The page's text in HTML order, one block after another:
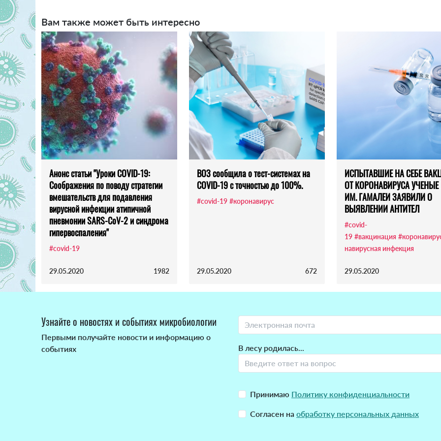
Вам также может быть интересно
Анонс статьи "Уроки COVID-19:
Соображения по поводу стратегии
вмешательств для подавления
вирусной инфекции атипичной
пневмонии SARS-CoV-2 и синдрома
гипервоспаления"
#covid-19
29.05.2020 1982
ВОЗ сообщила о тест-системах на
COVID-19 с точностью до 100%.
#covid-19 #коронавирус
29.05.2020 672
ИСПЫТАВШИЕ НА СЕБЕ
ОТ КОРОНАВИРУСА
ИМ. ГАМАЛЕИ ЗАЯВИЛИ О
ВЫЯВЛЕНИИ АНТИТЕЛ
#covid-
19 #вакцинация
навирусная инфекция
29.05.2020
Узнайте о новостях и событиях микробиологии
Первыми получайте новости и информацию о
событиях
В лесу родилась...
Принимаю Политику конфиденциальности
Согласен на обработку персональных данных